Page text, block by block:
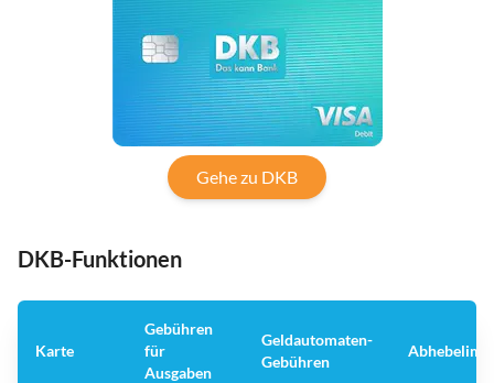
Gehe zu DKB
DKB-Funktionen
Karte
Gebühren
für
Ausgaben
Geldautomaten-
Gebühren
Abhebelimit